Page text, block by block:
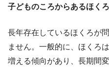
子どものころからあるほく
長年存在しているほくろが
ません。一般的に、ほくろ
増える傾向があり、長期間